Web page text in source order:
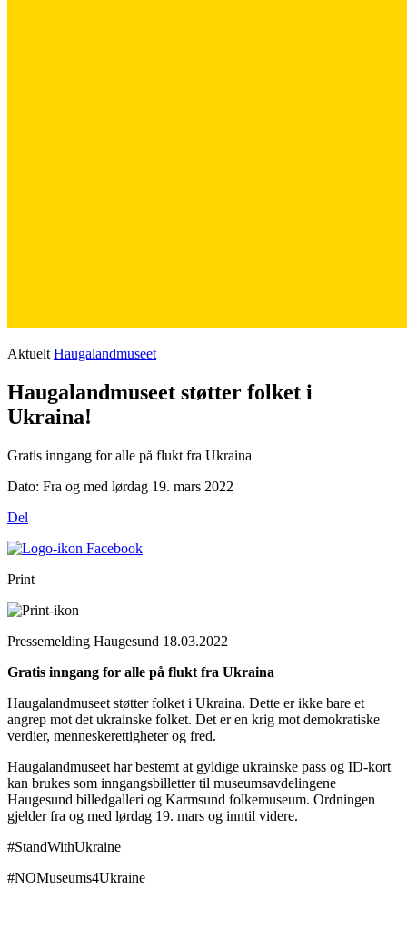
Aktuelt Haugalandmuseet
Haugalandmuseet støtter folket i
Ukraina!
Gratis inngang for alle på flukt fra Ukraina
Dato: Fra og med lørdag 19. mars 2022
Del
Print
Pressemelding Haugesund 18.03.2022
Gratis inngang for alle på flukt fra Ukraina
Haugalandmuseet støtter folket i Ukraina. Dette er ikke bare et
angrep mot det ukrainske folket. Det er en krig mot demokratiske
verdier, menneskerettigheter og fred.
Haugalandmuseet har bestemt at gyldige ukrainske pass og ID-kort
kan brukes som inngangsbilletter til museumsavdelingene
Haugesund billedgalleri og Karmsund folkemuseum. Ordningen
gjelder fra og med lørdag 19. mars og inntil videre.
#StandWithUkraine
#NOMuseums4Ukraine